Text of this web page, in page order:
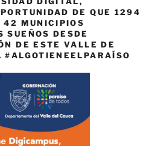
DE QUE 1294
42 MUNICIPIOS
SUEÑOS DESDE
DE ESTE VALLE DE
#ALGOTIENEELPARAÍSO